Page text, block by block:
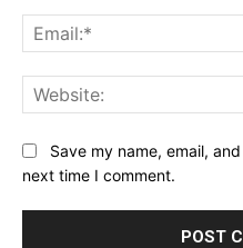
Save my name, email,
next time I comment.